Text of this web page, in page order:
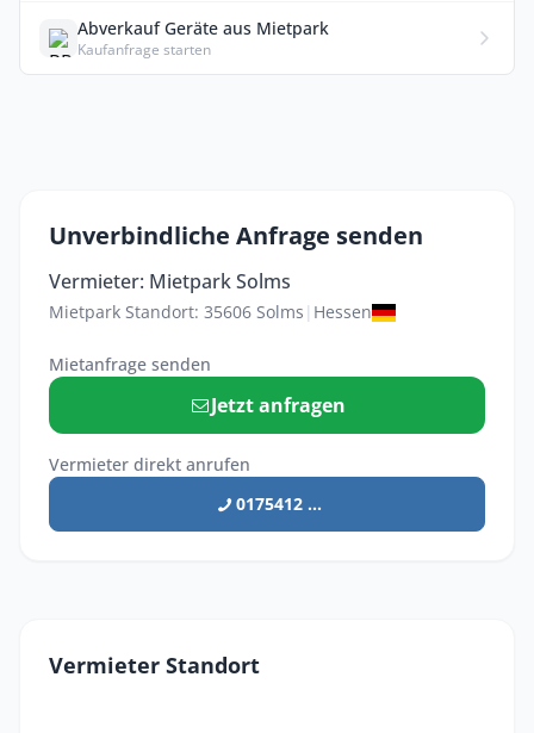
Abverkauf Geräte aus Mietpark
Kaufanfrage starten
Unverbindliche Anfrage senden
Vermieter: Mietpark Solms
Mietpark Standort: 35606 Solms | Hessen
Mietanfrage senden
Jetzt anfragen
Vermieter direkt anrufen
0175412 ...
Vermieter Standort